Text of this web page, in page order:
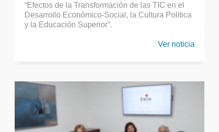
“Efectos de la Transformación de las TIC en el
Desarrollo Económico-Social, la Cultura Política
y la Educación Superior”.
Ver noticia